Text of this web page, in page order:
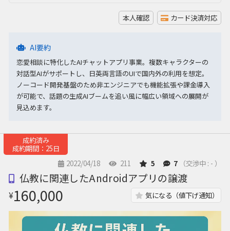
本人確認 カード決済対応
AI要約
恋愛相談に特化したAIチャットアプリ事業。複数キャラクターの
対話型AIがサポートし、日英両言語のUIで国内外の利用を想定。
ノーコード開発基盤のため非エンジニアでも機能拡張や課金導入
が可能で、話題の生成AIブームを追い風に幅広い領域への展開が
見込めます。
成約済み
成約期間：25日
2022/04/18
211 5 7 （交渉中 : - ）
仏教に関連したAndroidアプリの譲渡
¥160,000 気になる（値下げ通知）